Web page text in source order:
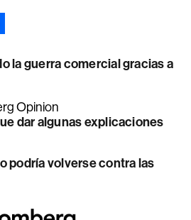
la guerra comercial gracias a
Opinion
dar algunas explicaciones
podría volverse contra las